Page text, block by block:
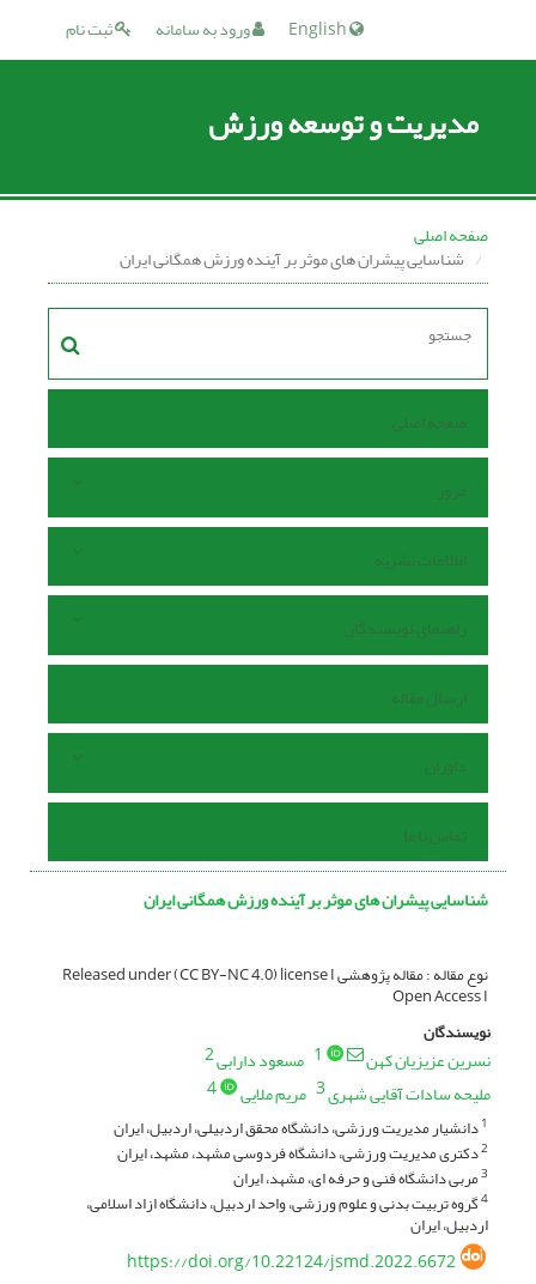
ثبت نام ورود به سامانه
مدیریت و توسعه ورزش
صفحه اصلی
شناسایی پیشران‌ ‏های موثر بر آینده ورزش همگانی ایران
صفحه اصلی
مرور
اطلاعات نشریه
راهنمای نویسندگان
ارسال مقاله
داوران
تماس با ما
شناسایی پیشران‌ ‏های موثر بر آینده ورزش همگانی ایران
نوع مقاله : مقاله پژوهشی Released under (CC BY-NC 4.0) license I
Open Access I
نویسندگان
نسرین عزیزیان کهن 1 مسعود دارابی2
ملیحه سادات آقایی شهری3 مریم ملایی 4
1دانشیار مدیریت ورزشی، دانشگاه محقق اردبیلی، اردبیل، ایران
2دکتری مدیریت ورزشی، دانشگاه فردوسی مشهد، مشهد، ایران
3مربی دانشگاه فنی و حرفه ای، مشهد، ایران
4گروه تربیت بدنی و علوم ورزشی، واحد اردبیل، دانشگاه ازاد اسلامی،
اردبیل، ایران
https://doi.org/10.22124/jsmd.2022.6672